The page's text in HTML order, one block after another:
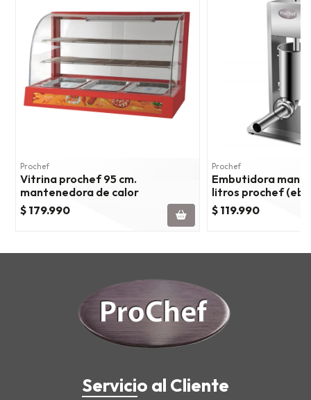
Prochef
Vitrina prochef 95 cm.
mantenedora de calor
$ 179.990
Prochef
Embutidora
litros prochef (eb)
$ 119.990
Servicio al Cliente